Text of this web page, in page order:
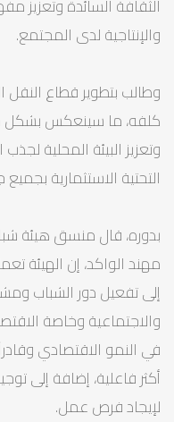
الثقافة السائدة وتعزيز
والإنتاجية لدى المجتمع.
وطالب بتطوير قطاع النقل
كلفه، ما سينعكس بشكل
وتعزيز البيئة المحلية
التحتية الاستثمارية بجميع
بدوره، قال منسق هيئة
مهند الواكد، إن
إلى تفعيل دور الشباب
والاجتماعية وخاصة
في النمو الاقتصادي
أكثر فاعلية، إضافة إلى
لإيجاد فرص عمل.